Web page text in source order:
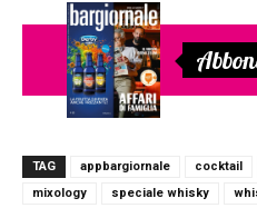
TAG appbargiornale cocktail
mixology
speciale whisky